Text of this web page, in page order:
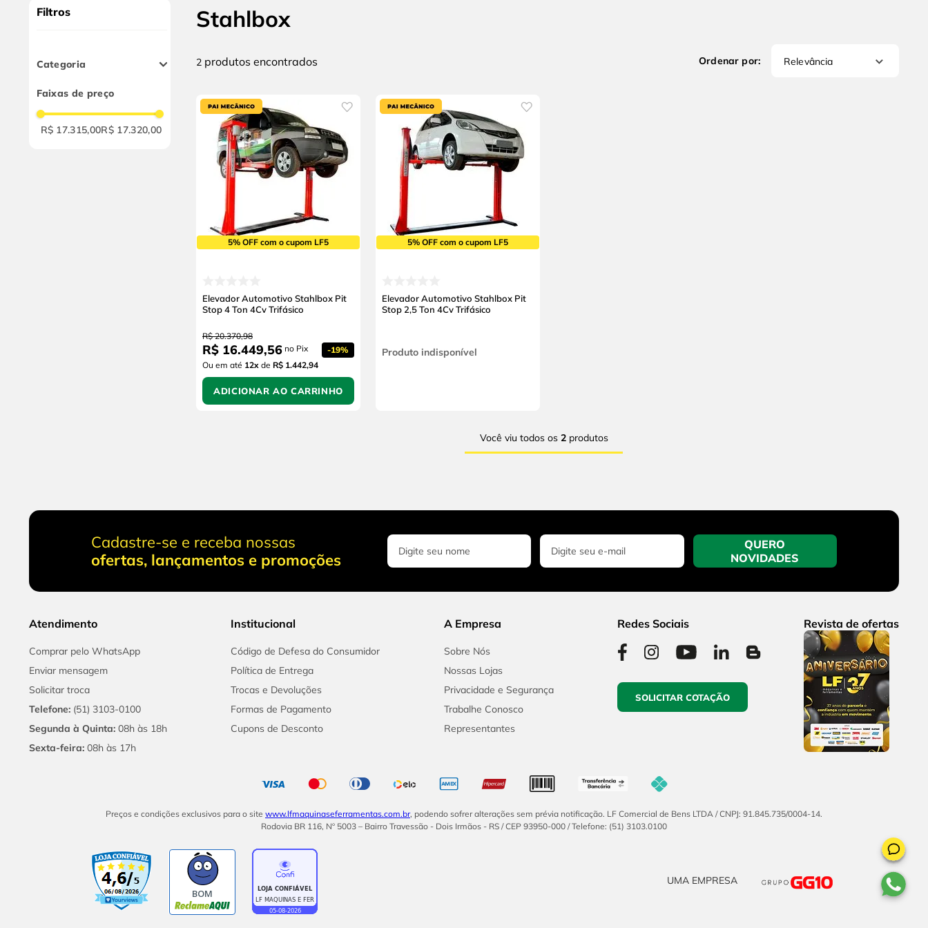
Filtros
Categoria
Automotivas
Faixas de preço
R$ 17.315,00R$ 17.320,00
Stahlbox
2 produtos Relevância
5% OFF com o cupom LF5
Elevador Automotivo Stahlbox Pit
Stop 4 Ton 4Cv Trifásico
R$ 20.370,98
R$ 16.449,56 no Pix -19%
Ou em até 12x de R$ 1.442,94
ADICIONAR AO CARRINHO
5% OFF com o cupom LF5
Elevador Automotivo Stahlbox Pit
Stop 2,5 Ton 4Cv Trifásico
Produto indisponível
Você viu todos os 2produtos
Cadastre-se e receba nossas
ofertas, lançamentos e promoções
QUERO
NOVIDADES
Atendimento
Comprar pelo WhatsApp
Enviar mensagem
Solicitar troca
Telefone: (51) 3103-0100
Segunda à Quinta: 08h às 18h
Sexta-feira: 08h às 17h
Institucional
Código de Defesa do Consumidor
Política de Entrega
Trocas e Devoluções
Formas de Pagamento
Cupons de Desconto
A Empresa
Sobre Nós
Nossas Lojas
Privacidade e Segurança
Trabalhe Conosco
Representantes
Redes Sociais
SOLICITAR COTAÇÃO
Revista de ofertas
Preços e condições exclusivos para o site www.lfmaquinaseferramentas.com.br, podendo sofrer alterações sem prévia notificação. LF Comercial de Bens LTDA / CNPJ: 91.845.735/0004-14.
Rodovia BR 116, Nº 5003 – Bairro Travessão - Dois Irmãos - RS / CEP 93950-000 / Telefone: (51) 3103.0100
BOM
UMA EMPRESA
chave impacto